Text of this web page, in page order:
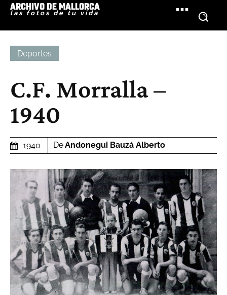
ARCHIVO DE MALLORCA
las fotos de tu vida
Deportes
C.F. Morralla –
1940
1940 DeAndonegui Bauzá Alberto